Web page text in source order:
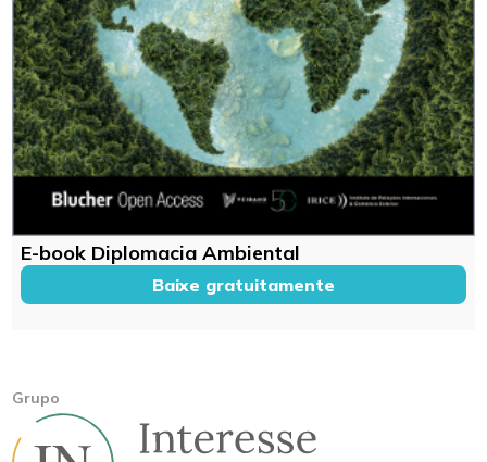
E-book Diplomacia Ambiental
Baixe gratuitamente
Grupo